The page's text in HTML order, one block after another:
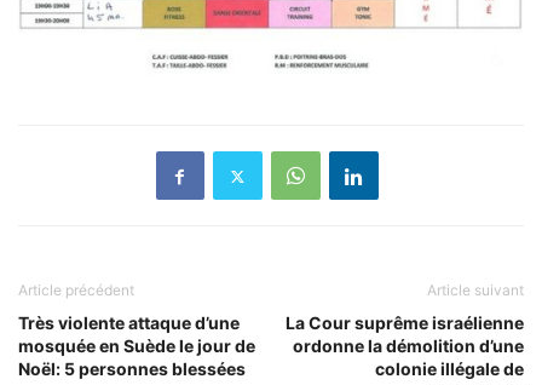
Article précédent
Très violente attaque d’une
mosquée en Suède le jour de
Noël: 5 personnes blessées
Article suivant
La Cour suprême israélienne
ordonne la démolition d’une
colonie illégale de